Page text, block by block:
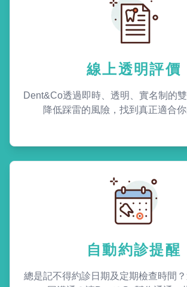
線上透明評價
Dent&Co透過即時、透明、實名制的雙
降低踩雷的風險，找到真正適合你
自動約診提醒
總是記不得約診日期及定期檢查時間